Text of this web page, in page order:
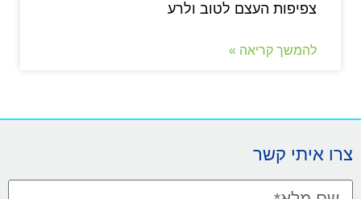
צפיפות העצם לטוב ולרע
להמשך קריאה »
צרו איתי קשר